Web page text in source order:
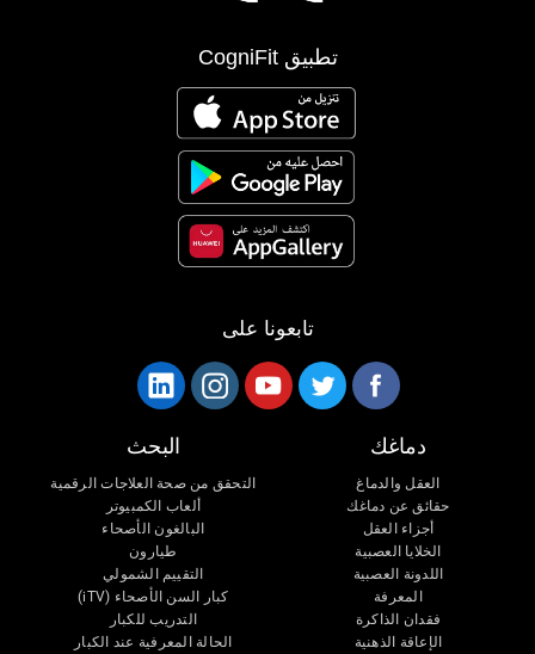
تطبيق CogniFit
تابعونا على
دماغك
العقل والدماغ
حقائق عن دماغك
أجزاء العقل
الخلايا العصبية
اللدونة العصبية
المعرفة
فقدان الذاكرة
الإعاقة الذهنية
البحث
التحقق من صحة العلاجات الرقمية
ألعاب الكمبيوتر
البالغون الأصحاء
طيارون
التقييم الشمولي
كبار السن الأصحاء (iTV)
التدريب للكبار
الحالة المعرفية عند الكبار